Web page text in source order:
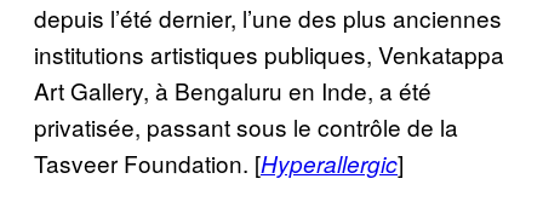
depuis l’été dernier, l’une des plus anciennes
institutions artistiques publiques, Venkatappa
Art Gallery, à Bengaluru en Inde, a été
privatisée, passant sous le contrôle de la
Tasveer Foundation. [Hyperallergic]